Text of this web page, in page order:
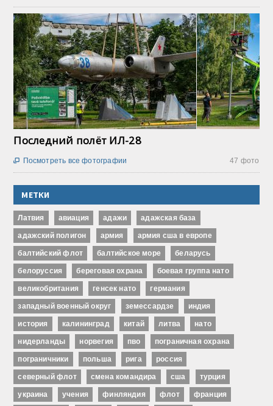
Последний полёт ИЛ-28
47 фото
 Посмотреть все фотографии
МЕТКИ
Латвия авиация адажи адажская база
адажский полигон армия армия сша в европе
балтийский флот балтийское море беларусь
белоруссия береговая охрана боевая группа нато
великобритания генсек нато германия
западный военный округ земессардзе индия
история калининград китай литва нато
нидерланды норвегия пво пограничная охрана
пограничники польша рига россия
северный флот смена командира сша турция
украина учения финляндия флот франция